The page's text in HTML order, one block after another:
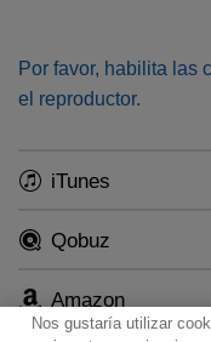
Por favor, habilita las
el reproductor.
iTunes
Qobuz
Amazon
Nos gustaría utilizar